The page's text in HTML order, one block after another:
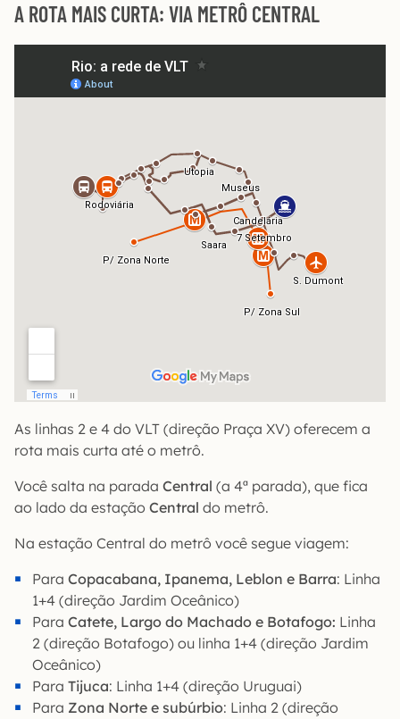
A ROTA MAIS CURTA: VIA METRÔ CENTRAL
As linhas 2 e 4 do VLT (direção Praça XV) oferecem a
rota mais curta até o metrô.
Você salta na parada Central (a 4ª parada), que fica
ao lado da estação Central do metrô.
Na estação Central do metrô você segue viagem:
Para Copacabana, Ipanema, Leblon e Barra: Linha
1+4 (direção Jardim Oceânico)
Para Catete, Largo do Machado e Botafogo: Linha
2 (direção Botafogo) ou linha 1+4 (direção Jardim
Oceânico)
Para Tijuca: Linha 1+4 (direção Uruguai)
Para Zona Norte e subúrbio: Linha 2 (direção